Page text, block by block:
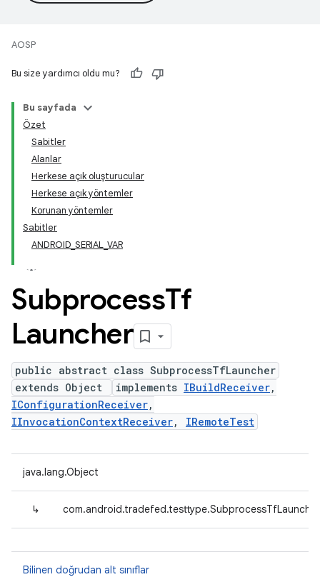
AOSP
Bu size yardımcı oldu mu?
Bu sayfada
Özet
Sabitler
Alanlar
Herkese açık oluşturucular
Herkese açık yöntemler
Korunan yöntemler
Sabitler
ANDROID_SERIAL_VAR
SubprocessTf
Launcher
public abstract class SubprocessTfLauncher
extends Object
implements IBuildReceiver,
IConfigurationReceiver,
IInvocationContextReceiver, IRemoteTest
java.lang.Object
↳ com.android.tradefed.testtype.SubprocessTfLauncher
Bilinen doğrudan alt sınıflar